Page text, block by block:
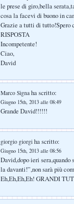
le prese di giro,bella
cosa la facevi di buono in
Grazie a tutti di tutto!Spero
RISPOSTA
Incompetente!
Ciao,
David
Marco Signa ha scritto:
Giugno 15th, 2013 alle 08:49
Grande David!!!!!!
giorgio giorgi ha scritto:
Giugno 15th, 2013 alle 08:56
David,dopo ieri
la davanti!”,non sarà più
Eh,Eh,Eh,Eh! GRANDI